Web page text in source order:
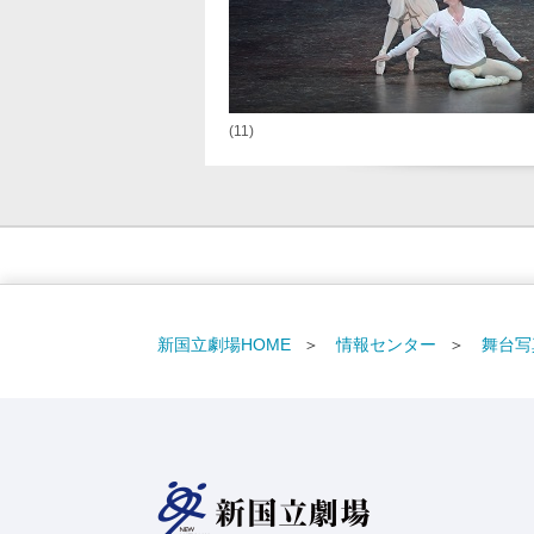
(11)
新国立劇場HOME 情報センター 舞台